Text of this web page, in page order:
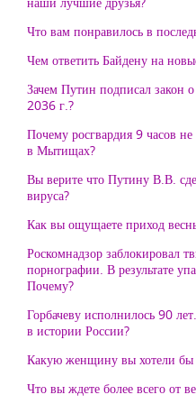
Что вам понравилось в
Чем ответить Байдену на
Зачем Путин подписал закон
2036 г.?
Почему росгвардия 9 часов не
в Мытищах?
Вы верите что Путину В.В.
вируса?
Как вы ощущаете приход
Роскомнадзор заблокировал
порнографии. В результате
Почему?
Горбачеву исполнилось 90
в истории России?
Какую женщину вы хотели бы
Что вы ждете более всего от